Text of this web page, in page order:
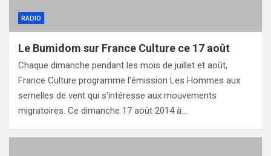
RADIO
Le Bumidom sur France Culture ce 17 août
Chaque dimanche pendant les mois de juillet et août,
France Culture programme l’émission Les Hommes aux
semelles de vent qui s’intéresse aux mouvements
migratoires. Ce dimanche 17 août 2014 à…